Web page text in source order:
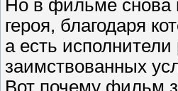
Но в фильме снова
героя, благодаря
а есть
заимствованных
Вот почему фильм